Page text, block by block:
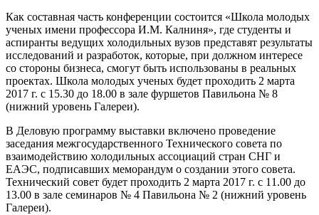
Как составная часть конференции состоится «Школа молодых
ученых имени профессора И.М. Калниня», где студенты и
аспиранты ведущих холодильных вузов представят результаты
исследований и разработок, которые, при должном интересе
со стороны бизнеса, смогут быть использованы в реальных
проектах. Школа молодых ученых будет проходить 2 марта
2017 г. с 15.30 до 18.00 в зале фуршетов Павильона № 8
(нижний уровень Галереи).
В Деловую программу выставки включено проведение
заседания межгосударственного Технического совета по
взаимодействию холодильных ассоциаций стран СНГ и
ЕАЭС, подписавших меморандум о создании этого совета.
Технический совет будет проходить 2 марта 2017 г. с 11.00 до
13.00 в зале семинаров № 4 Павильона № 2 (нижний уровень
Галереи).